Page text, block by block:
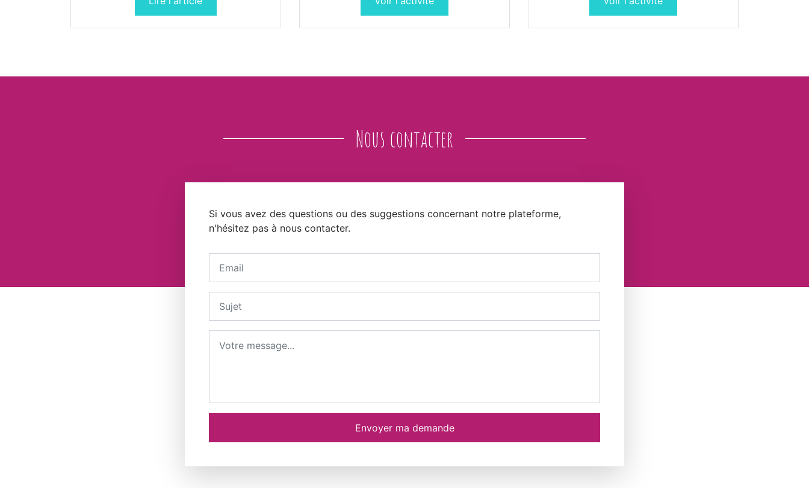
Nous contacter
Si vous avez des questions ou des suggestions concernant notre plateforme,
n'hésitez pas à nous contacter.
Envoyer ma demande